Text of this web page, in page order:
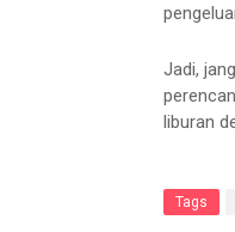
Jadi,
liburan
Tags